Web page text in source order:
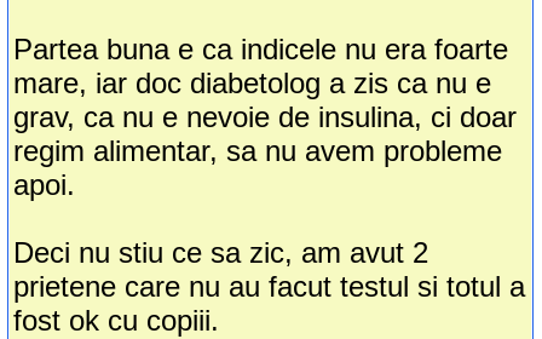
Partea buna e ca indicele nu era foarte
mare, iar doc diabetolog a zis ca nu e
grav, ca nu e nevoie de insulina, ci doar
regim alimentar, sa nu avem probleme
apoi.
Deci nu stiu ce sa zic, am avut 2
prietene care nu au facut testul si totul a
fost ok cu copiii.